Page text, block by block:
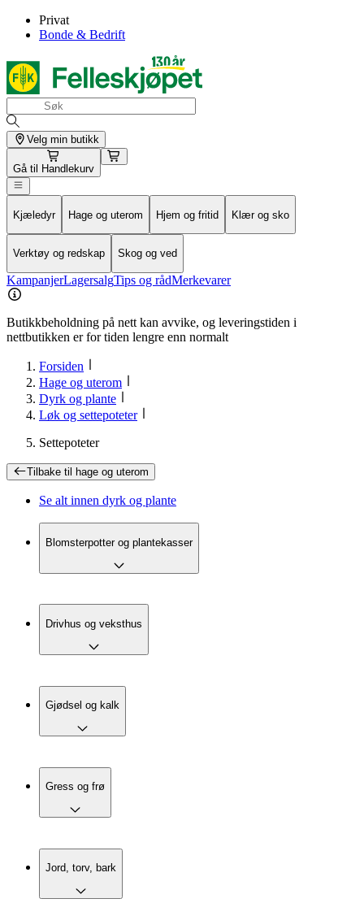
Privat
Bonde & Bedrift
Velg min butikk
Gå til Handlekurv
Kjæledyr Hage og uterom Hjem og fritid Klær og sko
Verktøy og redskap Skog og ved
KampanjerLagersalgTips og rådMerkevarer
Butikkbeholdning på nett kan avvike, og leveringstiden i
nettbutikken er for tiden lengre enn normalt
Forsiden
Hage og uterom
Dyrk og plante
Løk og settepoteter
Settepoteter
Tilbake til hage og uterom
Se alt innen dyrk og plante
Blomsterpotter og plantekasser
Drivhus og veksthus
Gjødsel og kalk
Gress og frø
Jord, torv, bark